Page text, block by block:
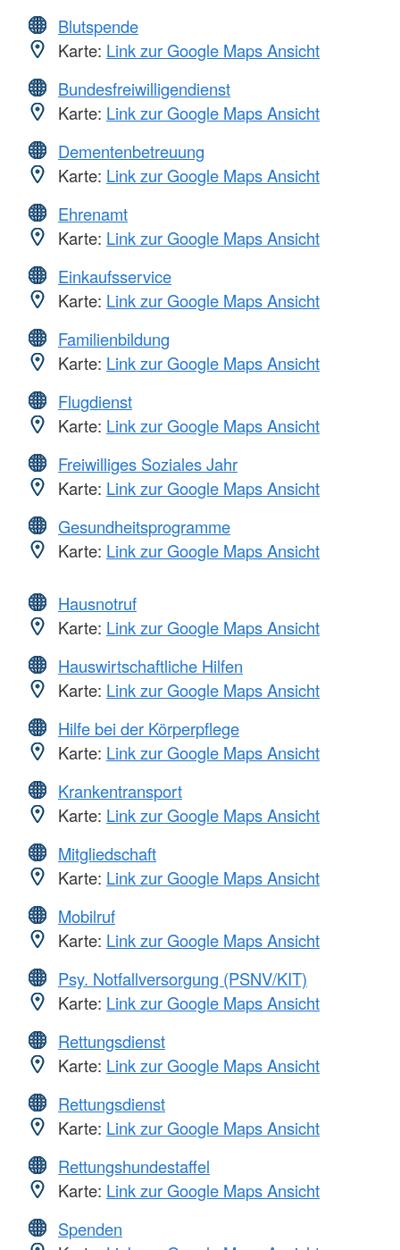
Blutspende
Karte: Link zur Google Maps Ansicht
Bundesfreiwilligendienst
Karte: Link zur Google Maps Ansicht
Dementenbetreuung
Karte: Link zur Google Maps Ansicht
Ehrenamt
Karte: Link zur Google Maps Ansicht
Einkaufsservice
Karte: Link zur Google Maps Ansicht
Familienbildung
Karte: Link zur Google Maps Ansicht
Flugdienst
Karte: Link zur Google Maps Ansicht
Freiwilliges Soziales Jahr
Karte: Link zur Google Maps Ansicht
Gesundheitsprogramme
Karte: Link zur Google Maps Ansicht
Hausnotruf
Karte: Link zur Google Maps Ansicht
Hauswirtschaftliche Hilfen
Karte: Link zur Google Maps Ansicht
Hilfe bei der Körperpflege
Karte: Link zur Google Maps Ansicht
Krankentransport
Karte: Link zur Google Maps Ansicht
Mitgliedschaft
Karte: Link zur Google Maps Ansicht
Mobilruf
Karte: Link zur Google Maps Ansicht
Psy. Notfallversorgung (PSNV/KIT)
Karte: Link zur Google Maps Ansicht
Rettungsdienst
Karte: Link zur Google Maps Ansicht
Rettungsdienst
Karte: Link zur Google Maps Ansicht
Rettungshundestaffel
Karte: Link zur Google Maps Ansicht
Spenden